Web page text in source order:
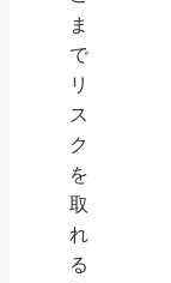
ま
で
リ
ス
ク
を
取
れ
る